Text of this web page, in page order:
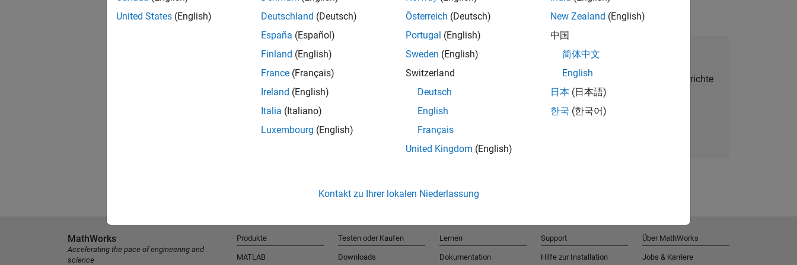
Talent Network beitreten
Erhalten Sie personalisierte Stellenangebote, Berichte
und Unternehmensneuigkeiten.
United States (English)
Deutschland (Deutsch)
España (Español)
Finland (English)
France (Français)
Ireland (English)
Italia (Italiano)
Luxembourg (English)
Österreich (Deutsch)
Portugal (English)
Sweden (English)
Switzerland
Deutsch
English
Français
United Kingdom (English)
New Zealand (English)
中国
简体中文
English
日本 (日本語)
한국 (한국어)
Kontakt zu Ihrer lokalen Niederlassung
MathWorks
Accelerating the pace of engineering and
science
Produkte
MATLAB
Testen oder Kaufen
Downloads
Lernen
Dokumentation
Support
Hilfe zur Installation
Über MathWorks
Jobs & Karriere